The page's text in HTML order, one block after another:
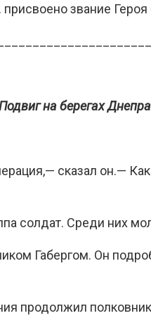
звание
на берегах Днепра
сказал он.—
солдат. Среди них
Габергом. Он
продолжил